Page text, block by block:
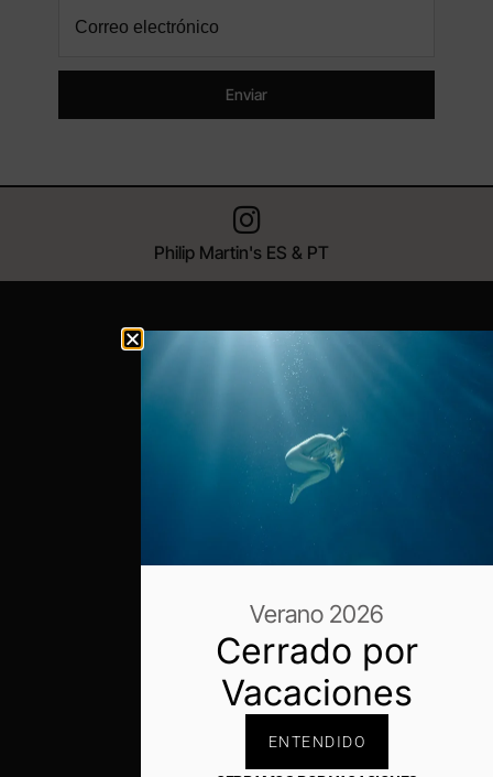
Enviar
Philip Martin's ES & PT
Verano 2026
Cerrado por
Vacaciones
ENTENDIDO